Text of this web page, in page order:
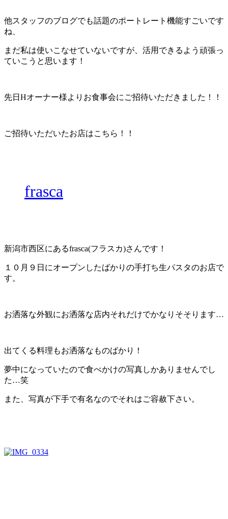
他スタッフのブログでも話題のポートレート機能すごいです
ね、
まだ私は使いこなせていないですが、活用できるよう頑張っ
ていこうと思います！
先日Hオーナー様よりお食事会にご招待いただきました！！
ご招待いただいたお店はこちら！！
frasca
新潟市西区にあるfrasca(フラスカ)さんです！
１０月９日にオープンしたばかりの手打ち生パスタのお店で
す。
お洒落な外観にお洒落な店内それだけでかなりそそります…
出てくる料理もお洒落なものばかり！
夢中になっていたので食べかけの写真しかありませんでし
た…笑
また、写真が下手で有名なのでそれはご容赦下さい。